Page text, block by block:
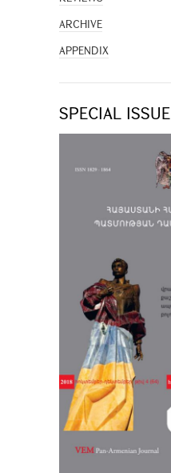
ARCHIVE
APPENDIX
SPECIAL ISSUE